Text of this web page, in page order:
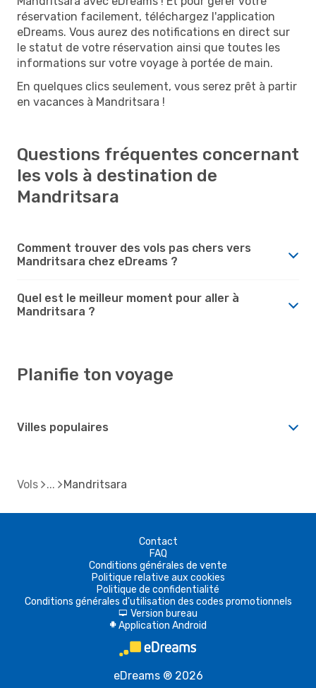
réservation facilement, téléchargez l'application
eDreams. Vous aurez des notifications en direct sur
le statut de votre réservation ainsi que toutes les
informations sur votre voyage à portée de main.
En quelques clics seulement, vous serez prêt à partir
en vacances à Mandritsara !
Questions fréquentes concernant
les vols à destination de
Mandritsara
Comment trouver des vols pas chers vers
Mandritsara chez eDreams ?
Quel est le meilleur moment pour aller à
Mandritsara ?
Planifie ton voyage
Villes populaires
Vols Mandritsara
Contact
FAQ
Conditions générales de vente
Politique relative aux cookies
Politique de confidentialité
Conditions générales d'utilisation des codes promotionnels
d Version bureau
A Application Android
eDreams ® 2026